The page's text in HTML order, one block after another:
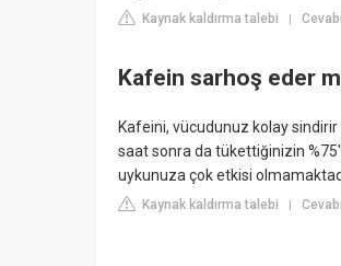
Kaynak kaldırma talebi
Kafein sarhoş eder
Kafeini, vücudunuz kolay sindirir
saat sonra da tükettiğinizin
uykunuza çok etkisi
Kaynak kaldırma talebi